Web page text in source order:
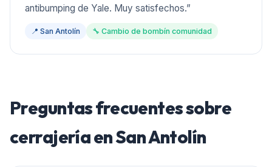
antibumping de Yale. Muy satisfechos.”
📍 San Antolín 🔧 Cambio de bombín comunidad
Preguntas frecuentes sobre
cerrajería enSan Antolín